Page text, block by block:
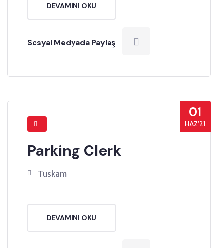
DEVAMINI OKU
Sosyal Medyada Paylaş
01
HAZ’21
Parking Clerk
Tuskam
DEVAMINI OKU